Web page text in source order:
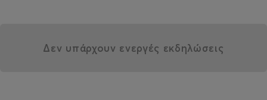
Δεν υπάρχουν ενεργές εκδηλώσεις